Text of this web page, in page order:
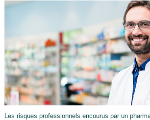
Les risques professionnels encourus par un